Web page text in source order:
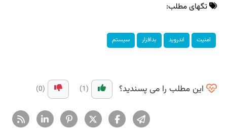
تگهای مطلب:
امنیت اندروید بدافزار سیستم
این مطلب را می پسندید؟ (1)
(0)